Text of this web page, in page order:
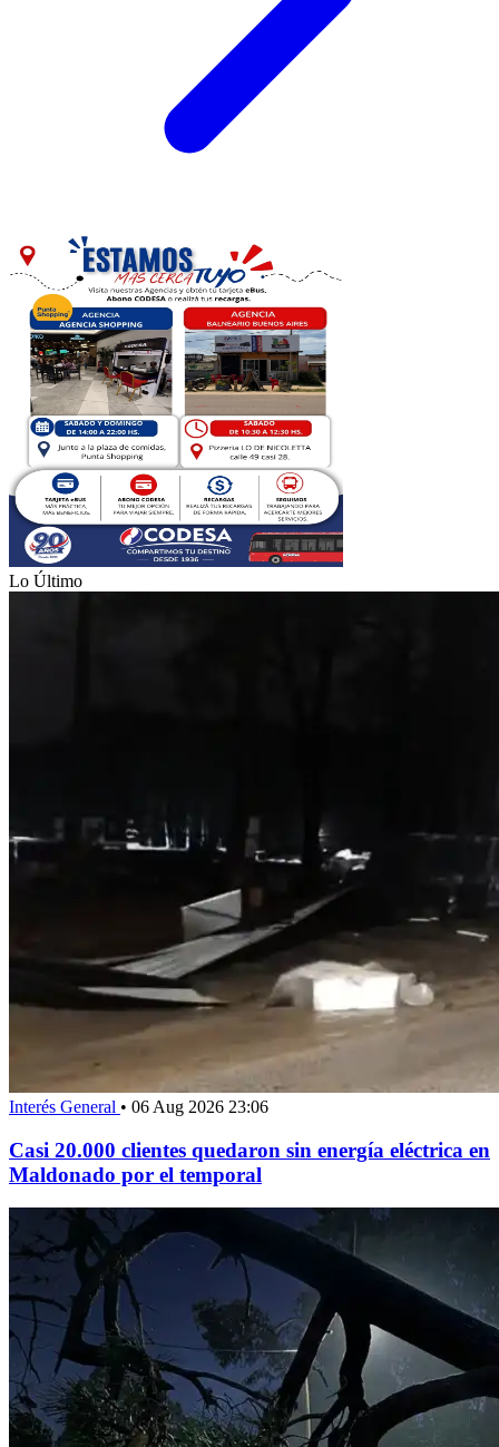
Lo Último
Interés General • 06 Aug 2026 23:06
Casi 20.000 clientes quedaron sin energía eléctrica en
Maldonado por el temporal